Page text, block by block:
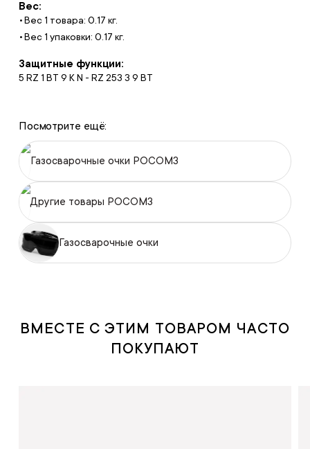
Вес:
Вес 1 товара: 0.17 кг.
Вес 1 упаковки: 0.17 кг.
Защитные функции:
5 RZ 1 ВT 9 K N - RZ 253 3 9 BT
Посмотрите ещё:
Газосварочные очки РОСОМЗ
Другие товары РОСОМЗ
Газосварочные очки
ВМЕСТЕ С ЭТИМ ТОВАРОМ ЧАСТО
ПОКУПАЮТ